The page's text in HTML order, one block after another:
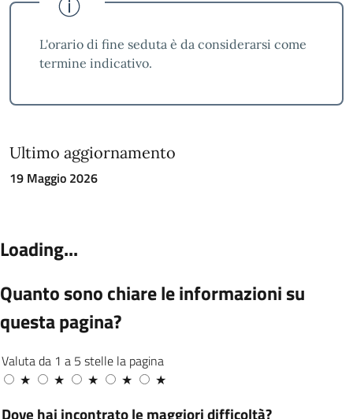
L'orario di fine seduta è da considerarsi come
termine indicativo.
Ultimo aggiornamento
19 Maggio 2026